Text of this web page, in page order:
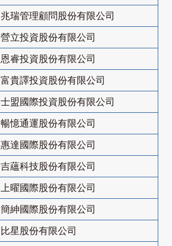
兆瑞管理顧問股份有限公司
營立投資股份有限公司
恩睿投資股份有限公司
富貴譯投資股份有限公司
士盟國際投資股份有限公司
暢憶通運股份有限公司
惠達國際股份有限公司
吉蘊科技股份有限公司
上曜國際股份有限公司
簡紳國際股份有限公司
比星股份有限公司